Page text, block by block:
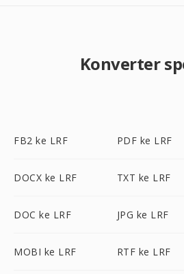
Konverter
FB2 ke LRF PDF ke LRF
DOCX ke LRF TXT ke LRF
DOC ke LRF JPG ke LRF
MOBI ke LRF RTF ke LRF